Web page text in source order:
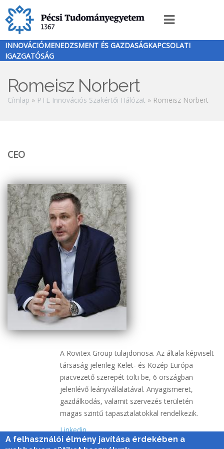
Ugrás
tartalomra
Innováció
menü
INNOVÁCIÓMENEDZSMENT ÉS GAZDASÁGKAPCSOLATI
IGAZGATÓSÁG
Romeisz Norbert
Morzsa
Címlap PTE Innovációs Szakértői Hálózat Romeisz Norbert
CEO
A Rovitex Group tulajdonosa. Az általa képviselt
társaság jelenleg Kelet- és Közép Európa
piacvezető szerepét tölti be, 6 országban
jelenlévő leányvállalatával. Anyagismeret,
gazdálkodás, valamit szervezés területén
magas szintű tapasztalatokkal rendelkezik.
Linkedin
Rovitex Homedeco Kft.
A felhasználói élmény javítása érdekében a